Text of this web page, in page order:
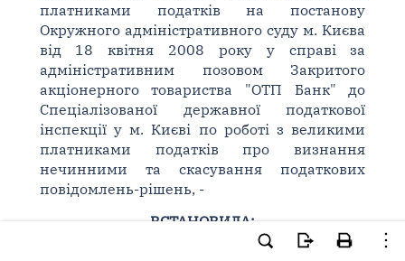
платниками податків на постанову
Окружного адміністративного суду м. Києва
від 18 квітня 2008 року у справі за
адміністративним позовом Закритого
акціонерного товариства "ОТП Банк" до
Спеціалізованої державної податкової
інспекції у м. Києві по роботі з великими
платниками податків про визнання
нечинними та скасування податкових
повідомлень-рішень, -
ВСТАНОВИЛА:
Постановою Окружного адміністративного